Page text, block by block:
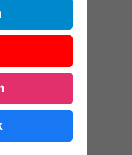
లక్ష బ్యాంక్